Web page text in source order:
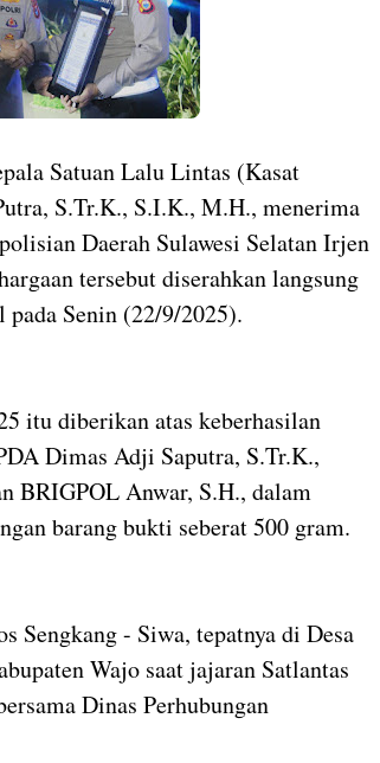
Satuan Lalu Lintas (Kasat
S.Tr.K., S.I.K., M.H., menerima
Daerah Sulawesi Selatan Irjen
tersebut diserahkan langsung
Senin (22/9/2025).
itu diberikan atas keberhasilan
Dimas Adji Saputra, S.Tr.K.,
BRIGPOL Anwar, S.H., dalam
barang bukti seberat 500 gram.
Sengkang - Siwa, tepatnya di Desa
Wajo saat jajaran Satlantas
Dinas Perhubungan